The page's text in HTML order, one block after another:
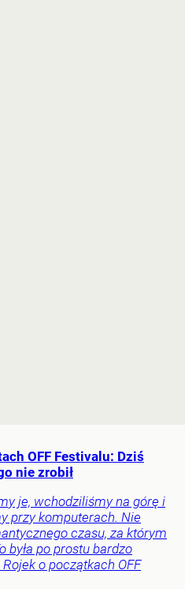
OFF Festivalu: Dziś
nie zrobił
je, wchodziliśmy na górę i
przy komputerach. Nie
czasu, za którym
była po prostu bardzo
o początkach OFF